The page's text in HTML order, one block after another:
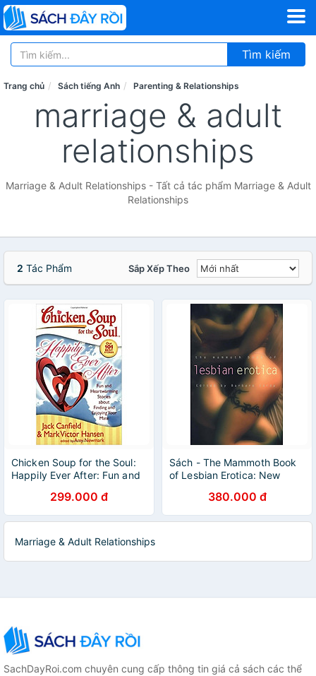
Tìm kiếm
Trang chủ Sách tiếng Anh Parenting & Relationships
marriage & adult
relationships
Marriage & Adult Relationships - Tất cả tác phẩm Marriage & Adult
Relationships
2 Tác Phẩm Sắp Xếp Theo
Chicken Soup for the Soul:
Happily Ever After: Fun and
Finding and Enjoying Your
Mate
299.000 đ
Sách - The Mammoth Book
of Lesbian Erotica: New
Barbara Cardy380.000 đ
Marriage & Adult Relationships
SachDayRoi.com chuyên cung cấp thông tin giá cả sách các thể